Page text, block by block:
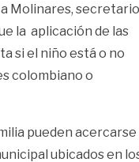
Molinares, secretario
la aplicación de las
si el niño está o no
colombiano o
pueden acercarse
ubicados en